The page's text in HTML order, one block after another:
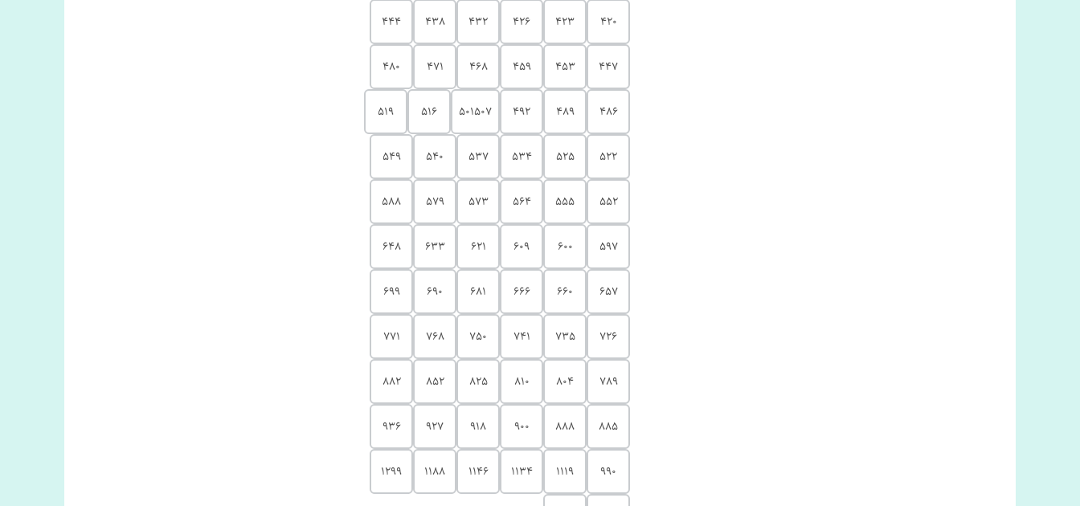
420
423
426
432
438
444
447
453
459
468
471
480
486
489
492
501507
516
519
522
525
534
537
540
549
552
555
564
573
579
588
597
600
609
621
633
648
657
660
666
681
690
699
726
735
741
750
768
771
789
804
810
825
852
882
885
888
900
918
927
936
990
1119
1134
1146
1188
1299